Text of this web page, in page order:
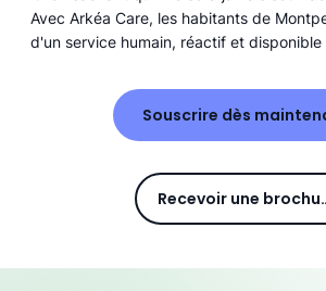
Avec Arkéa Care, les habitants de
d'un service humain, réactif et
Souscrire dès